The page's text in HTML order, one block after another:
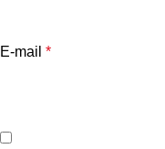
E-mail *